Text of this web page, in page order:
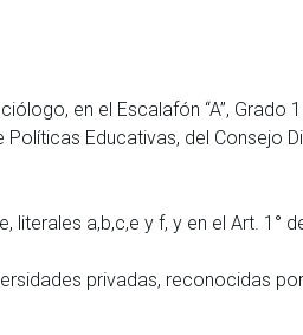
en el Escalafón “A”, Grado
Educativas, del Consejo
a,b,c,e y f, y en el Art. 1°
privadas, reconocidas